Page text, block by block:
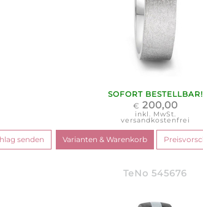
SOFORT BESTELLBAR!
€ 200,00
inkl. MwSt.
versandkostenfrei
TeNo 545676